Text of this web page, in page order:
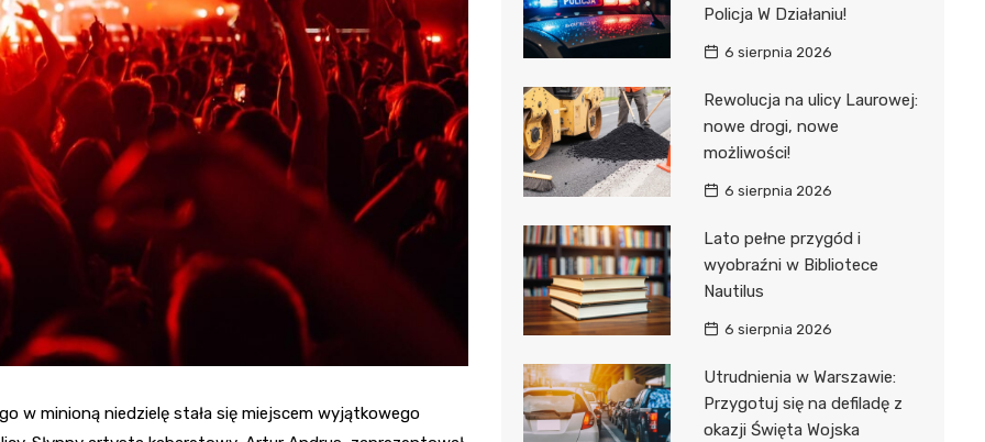
w minioną niedzielę stała się miejscem wyjątkowego
Policja W Działaniu!
6 sierpnia 2026
Rewolucja na ulicy Laurowej:
nowe drogi, nowe
możliwości!
6 sierpnia 2026
Lato pełne przygód i
wyobraźni w Bibliotece
Nautilus
6 sierpnia 2026
Utrudnienia w Warszawie:
Przygotuj się na defiladę z
okazji Święta Wojska